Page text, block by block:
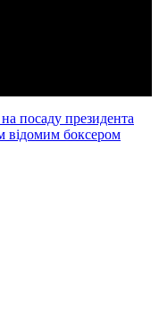
посаду президента
відомим боксером